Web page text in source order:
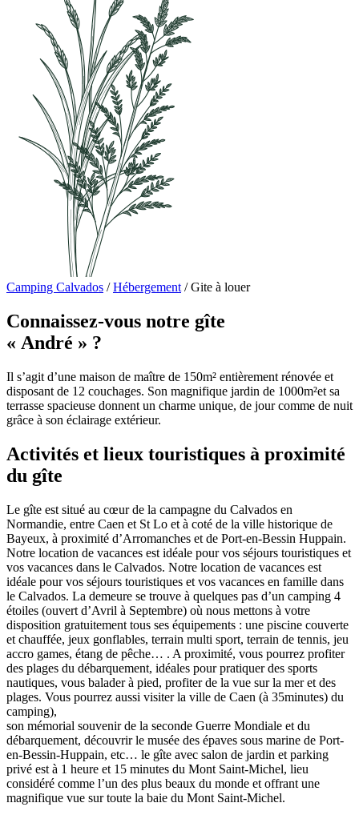
Camping Calvados /Hébergement /Gite à louer
Connaissez-vous notre gîte
« André » ?
Il s’agit d’une maison de maître de 150m² entièrement rénovée et
disposant de 12 couchages. Son magnifique jardin de 1000m²et sa
terrasse spacieuse donnent un charme unique, de jour comme de nuit
grâce à son éclairage extérieur.
Activités et lieux touristiques à proximité
du gîte
Le gîte est situé au cœur de la campagne du Calvados en
Normandie, entre Caen et St Lo et à coté de la ville historique de
Bayeux, à proximité d’Arromanches et de Port-en-Bessin Huppain.
Notre location de vacances est idéale pour vos séjours touristiques et
vos vacances dans le Calvados. Notre location de vacances est
idéale pour vos séjours touristiques et vos vacances en famille dans
le Calvados. La demeure se trouve à quelques pas d’un camping 4
étoiles (ouvert d’Avril à Septembre) où nous mettons à votre
disposition gratuitement tous ses équipements : une piscine couverte
et chauffée, jeux gonflables, terrain multi sport, terrain de tennis, jeu
accro games, étang de pêche… . A proximité, vous pourrez profiter
des plages du débarquement, idéales pour pratiquer des sports
nautiques, vous balader à pied, profiter de la vue sur la mer et des
plages. Vous pourrez aussi visiter la ville de Caen (à 35minutes) du
camping),
son mémorial souvenir de la seconde Guerre Mondiale et du
débarquement, découvrir le musée des épaves sous marine de Port-
en-Bessin-Huppain, etc… le gîte avec salon de jardin et parking
privé est à 1 heure et 15 minutes du Mont Saint-Michel, lieu
considéré comme l’un des plus beaux du monde et offrant une
magnifique vue sur toute la baie du Mont Saint-Michel.